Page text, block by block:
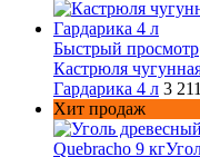
Быстрый просмотр
Кастрюля
Гардарика 4 л 3
Хит продаж